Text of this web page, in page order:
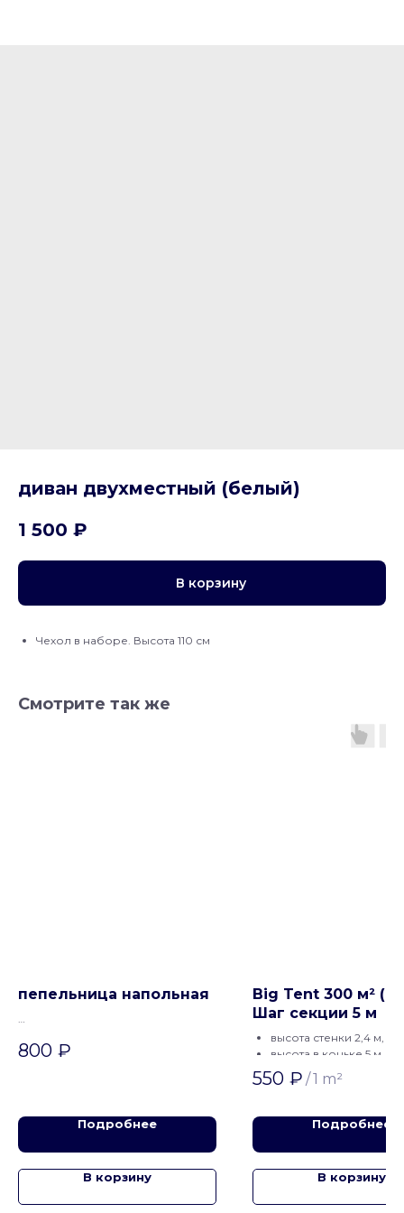
диван двухместный (белый)
1 500 ₽
В корзину
Чехол в наборе. Высота 110 см
Смотрите так же
пепельница напольная
800 ₽
Подробнее
В корзину
Big Tent 300 м²
Шаг секции 5 м
высота стенки 2,4 м,
высота в коньке 5 м,
Белый ПВХ 650г на м2
год изготовления
550 ₽ /1 m²
Подробнее
В корзину